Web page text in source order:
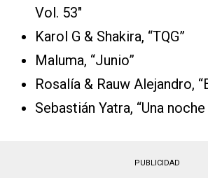
Vol. 53″
Karol G & Shakira, “TQG”
Maluma, “Junio”
Rosalía & Rauw Alejandro,
Sebastián Yatra, “Una
PUBLICIDAD